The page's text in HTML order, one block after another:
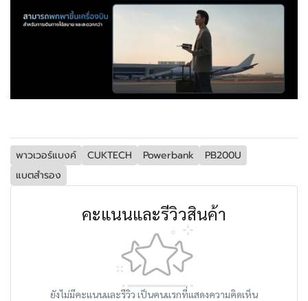
พาวเวอร์แบงค์ CUKTECH Powerbank
PB200U
แบตสำรอง
คะแนนและรีวิวสินค้า
ยังไม่มีคะแนนและรีวิว เป็นคนแรกที่แสดงความคิดเห็น